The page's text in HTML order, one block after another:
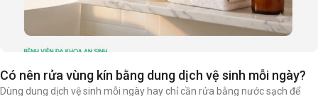
Có nên rửa vùng kín bằng dung dịch vệ sinh mỗi ngày? ​
Dùng dung dịch vệ sinh mỗi ngày hay chỉ cần rửa bằng nước sạch ​để